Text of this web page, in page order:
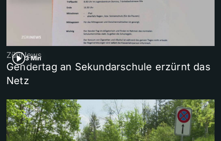
3 Min
ZüriNews
Gendertag an Sekundarschule erzürnt das
Netz